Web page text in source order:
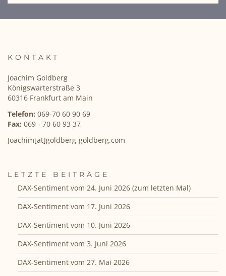
KONTAKT
Joachim Goldberg
Königswarterstraße 3
60316 Frankfurt am Main
Telefon: 069-70 60 90 69
Fax: 069 - 70 60 93 37
Joachim[at]goldberg-goldberg.com
LETZTE BEITRÄGE
DAX-Sentiment vom 24. Juni 2026 (zum letzten Mal)
DAX-Sentiment vom 17. Juni 2026
DAX-Sentiment vom 10. Juni 2026
DAX-Sentiment vom 3. Juni 2026
DAX-Sentiment vom 27. Mai 2026